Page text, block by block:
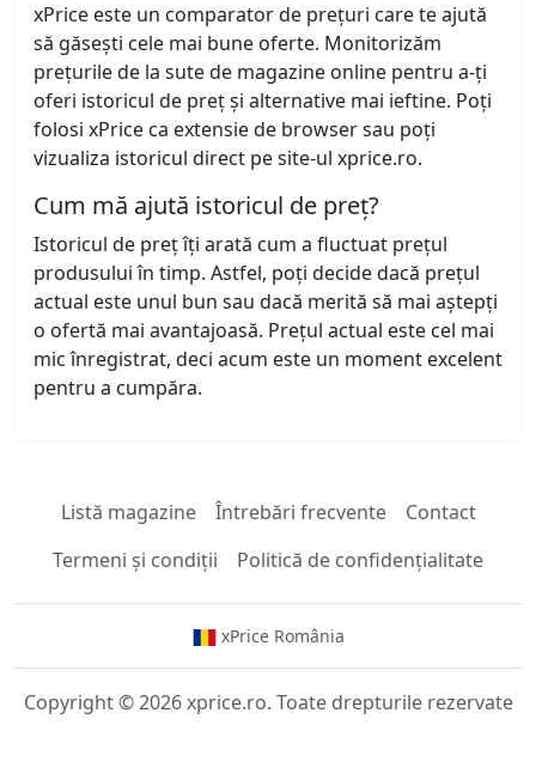
xPrice este un comparator de prețuri care te ajută
să găsești cele mai bune oferte. Monitorizăm
prețurile de la sute de magazine online pentru a-ți
oferi istoricul de preț și alternative mai ieftine. Poți
folosi xPrice ca extensie de browser sau poți
vizualiza istoricul direct pe site-ul xprice.ro.
Cum mă ajută istoricul de preț?
Istoricul de preț îți arată cum a fluctuat prețul
produsului în timp. Astfel, poți decide dacă prețul
actual este unul bun sau dacă merită să mai aștepți
o ofertă mai avantajoasă. Prețul actual este cel mai
mic înregistrat, deci acum este un moment excelent
pentru a cumpăra.
Listă magazine Întrebări frecvente
Contact
Termeni și condiții
Politică de confidențialitate
xPrice România
Copyright © 2026 xprice.ro. Toate drepturile rezervate